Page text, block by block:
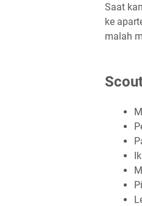
Saat
ke
malah